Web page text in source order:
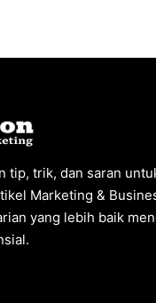
tip, trik, dan saran
Marketing &
yang lebih baik